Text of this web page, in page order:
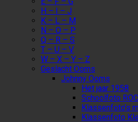
H – I – J
K – L – M
N – O – P
Q – R – S
T – U – V
W – X – Y – Z
Geslacht Ooms
Johnny Ooms
Het jaar 1958
Schoolfoto
Klassenfoto’s
Klassenfoto